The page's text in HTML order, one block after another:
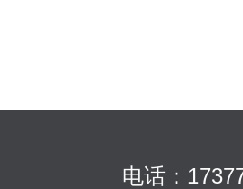
电话：